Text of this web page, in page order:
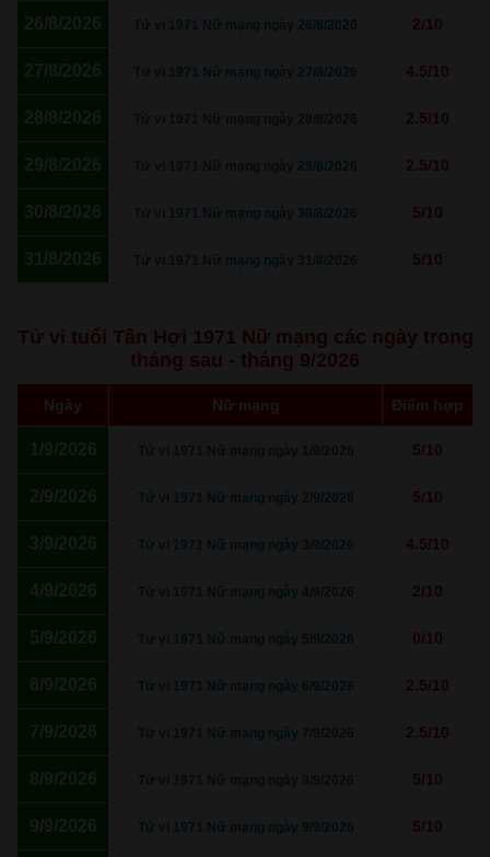
26/8/2026 Tử vi 1971 Nữ mạng ngày 26/8/2026 2/10
27/8/2026 Tử vi 1971 Nữ mạng ngày 27/8/2026 4.5/10
28/8/2026 Tử vi 1971 Nữ mạng ngày 28/8/2026 2.5/10
29/8/2026 Tử vi 1971 Nữ mạng ngày 29/8/2026 2.5/10
30/8/2026 Tử vi 1971 Nữ mạng ngày 30/8/2026 5/10
31/8/2026 Tử vi 1971 Nữ mạng ngày 31/8/2026 5/10
Tử vi tuổi Tân Hợi 1971 Nữ mạng các ngày trong
tháng sau - tháng 9/2026
Ngày Nữ mạng Điểm hợp
1/9/2026 Tử vi 1971 Nữ mạng ngày 1/9/2026 5/10
2/9/2026 Tử vi 1971 Nữ mạng ngày 2/9/2026 5/10
3/9/2026 Tử vi 1971 Nữ mạng ngày 3/9/2026 4.5/10
4/9/2026 Tử vi 1971 Nữ mạng ngày 4/9/2026 2/10
5/9/2026 Tử vi 1971 Nữ mạng ngày 5/9/2026 0/10
6/9/2026 Tử vi 1971 Nữ mạng ngày 6/9/2026 2.5/10
7/9/2026 Tử vi 1971 Nữ mạng ngày 7/9/2026 2.5/10
8/9/2026 Tử vi 1971 Nữ mạng ngày 8/9/2026 5/10
9/9/2026 Tử vi 1971 Nữ mạng ngày 9/9/2026 5/10